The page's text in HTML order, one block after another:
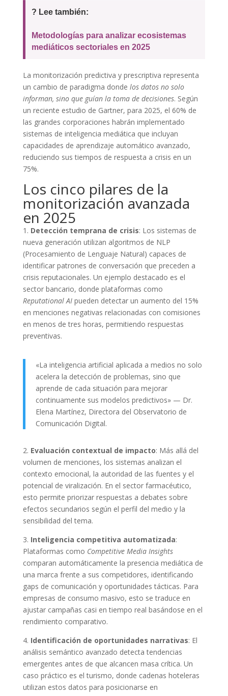
? Lee también:
Metodologías para analizar ecosistemas
mediáticos sectoriales en 2025
La monitorización predictiva y prescriptiva representa
un cambio de paradigma donde los datos no solo
informan, sino que guían la toma de decisiones. Según
un reciente estudio de Gartner, para 2025, el 60% de
las grandes corporaciones habrán implementado
sistemas de inteligencia mediática que incluyan
capacidades de aprendizaje automático avanzado,
reduciendo sus tiempos de respuesta a crisis en un
75%.
Los cinco pilares de la
monitorización avanzada
en 2025
1. Detección temprana de crisis: Los sistemas de
nueva generación utilizan algoritmos de NLP
(Procesamiento de Lenguaje Natural) capaces de
identificar patrones de conversación que preceden a
crisis reputacionales. Un ejemplo destacado es el
sector bancario, donde plataformas como
Reputational AIpueden detectar un aumento del 15%
en menciones negativas relacionadas con comisiones
en menos de tres horas, permitiendo respuestas
preventivas.
«La inteligencia artificial aplicada a medios no solo
acelera la detección de problemas, sino que
aprende de cada situación para mejorar
continuamente sus modelos predictivos» — Dr.
Elena Martínez, Directora del Observatorio de
Comunicación Digital.
2. Evaluación contextual de impacto: Más allá del
volumen de menciones, los sistemas analizan el
contexto emocional, la autoridad de las fuentes y el
potencial de viralización. En el sector farmacéutico,
esto permite priorizar respuestas a debates sobre
efectos secundarios según el perfil del medio y la
sensibilidad del tema.
3. Inteligencia competitiva automatizada:
Plataformas como Competitive Media Insights
comparan automáticamente la presencia mediática de
una marca frente a sus competidores, identificando
gaps de comunicación y oportunidades tácticas. Para
empresas de consumo masivo, esto se traduce en
ajustar campañas casi en tiempo real basándose en el
rendimiento comparativo.
4. Identificación de oportunidades narrativas: El
análisis semántico avanzado detecta tendencias
emergentes antes de que alcancen masa crítica. Un
caso práctico es el turismo, donde cadenas hoteleras
utilizan estos datos para posicionarse en